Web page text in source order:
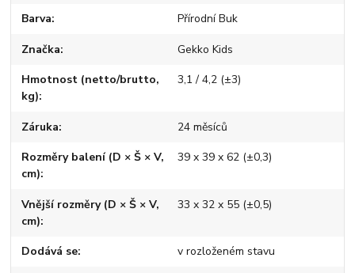
Barva Přírodní Buk
Značka Gekko Kids
Hmotnost (netto/brutto,
kg)
3,1 / 4,2 (±3)
Záruka 24 měsíců
Rozměry balení (D × Š × V,
cm)
39 x 39 x 62 (±0,3)
Vnější rozměry (D × Š × V,
cm)
33 x 32 x 55 (±0,5)
Dodává se v rozloženém stavu